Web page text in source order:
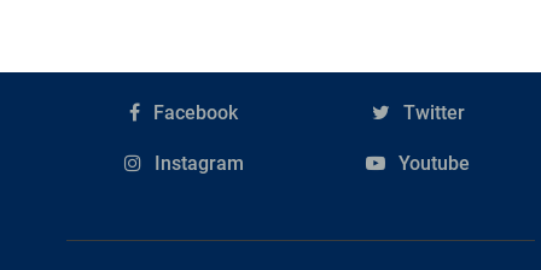
Facebook Twitter
Instagram Youtube